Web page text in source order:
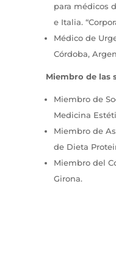
para médicos
e Italia.
Médico de
Córdoba,
Miembro de las
Miembro de
Medicina
Miembro de
de Dieta
Miembro del
Girona.